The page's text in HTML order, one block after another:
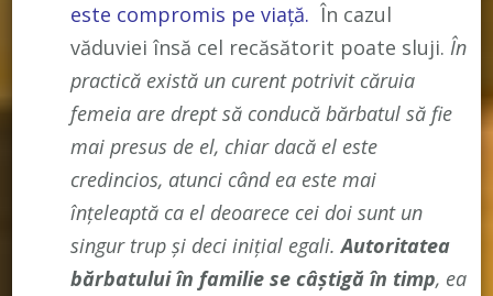
este compromis pe viață. În cazul
văduviei însă cel recăsătorit poate sluji. În
practică există un curent potrivit căruia
femeia are drept să conducă bărbatul să fie
mai presus de el, chiar dacă el este
credincios, atunci când ea este mai
înțeleaptă ca el deoarece cei doi sunt un
singur trup și deci inițial egali.Autoritatea
bărbatului în familie se câștigă în timp, ea